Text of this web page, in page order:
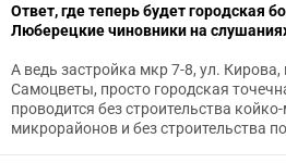
Ответ, где теперь будет городская
Люберецкие чиновники на
А ведь застройка мкр 7-8, ул.
Самоцветы, просто городская
проводится без строительства
микрорайонов и без строительства